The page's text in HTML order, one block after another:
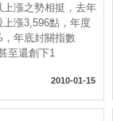
上漲之勢相挺，去年
上漲3,596點，年度
，年底封關指數
至還創下1
2010-01-15